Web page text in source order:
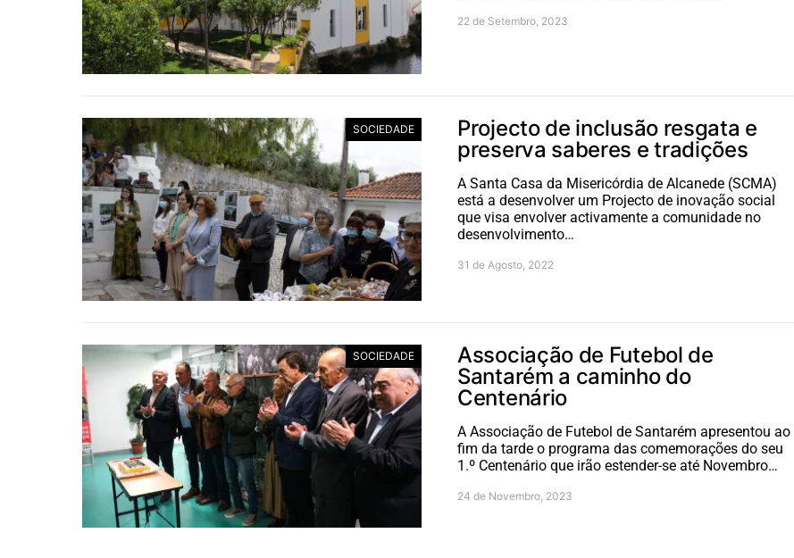
22 de Setembro, 2023
SOCIEDADE
Projecto de inclusão resgata e
preserva saberes e tradições
A Santa Casa da Misericórdia de Alcanede (SCMA)
está a desenvolver um Projecto de inovação social
que visa envolver activamente a comunidade no
desenvolvimento…
31 de Agosto, 2022
SOCIEDADE
Associação de Futebol de
Santarém a caminho do
Centenário
A Associação de Futebol de Santarém apresentou ao
fim da tarde o programa das comemorações do seu
1.º Centenário que irão estender-se até Novembro…
24 de Novembro, 2023